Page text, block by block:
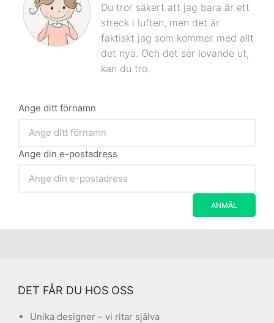
Du tror säkert att jag bara är ett
streck i luften, men det är
faktiskt jag som kommer med allt
det nya. Och det ser lovande ut,
kan du tro.
Ange ditt förnamn
Ange din e-postadress
DET FÅR DU HOS OSS
Unika designer – vi ritar själva